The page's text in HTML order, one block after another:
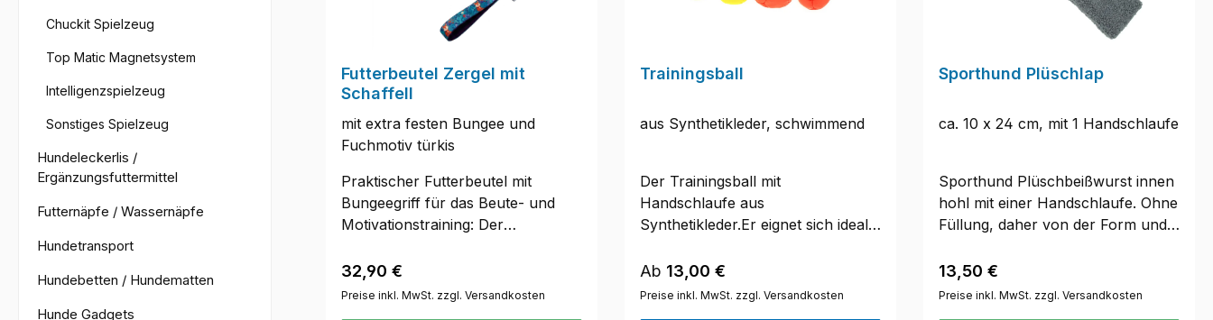
Chuckit Spielzeug
Top Matic Magnetsystem
Intelligenzspielzeug
Sonstiges Spielzeug
Hundeleckerlis /
Ergänzungsfuttermittel
Futternäpfe / Wassernäpfe
Hundetransport
Hundebetten / Hundematten
Hunde Gadgets
Futterbeutel Zergel mit
Schaffell
mit extra festen Bungee und
Fuchmotiv türkis
Praktischer Futterbeutel mit
Bungeegriff für das Beute- und
Motivationstraining: Der
Leckerchen sicher im Dummy, bis
Sie den Beutel öffnen und Ihren
Regulärer Preis:
32,90 €
Preise inkl. MwSt. zzgl. Versandkosten
Trainingsball
aus Synthetikleder, schwimmend
Der Trainingsball mit
Handschlaufe aus
Synthetikleder.Er eignet sich ideal
des Hundes.Hervorragend
geeignet zur Verwendung beim
Regulärer Preis:
Ab 13,00 €
Preise inkl. MwSt. zzgl. Versandkosten
Sporthund Plüschlap
ca. 10 x 24 cm, mit 1 Handschlaufe
Sporthund Plüschbeißwurst innen
hohl mit einer Handschlaufe. Ohne
Füllung, daher von der Form und
einem Hetzleder. Prima geeignet
für Welpenspiele. Besonders weich
Regulärer Preis:
13,50 €
Preise inkl. MwSt. zzgl. Versandkosten